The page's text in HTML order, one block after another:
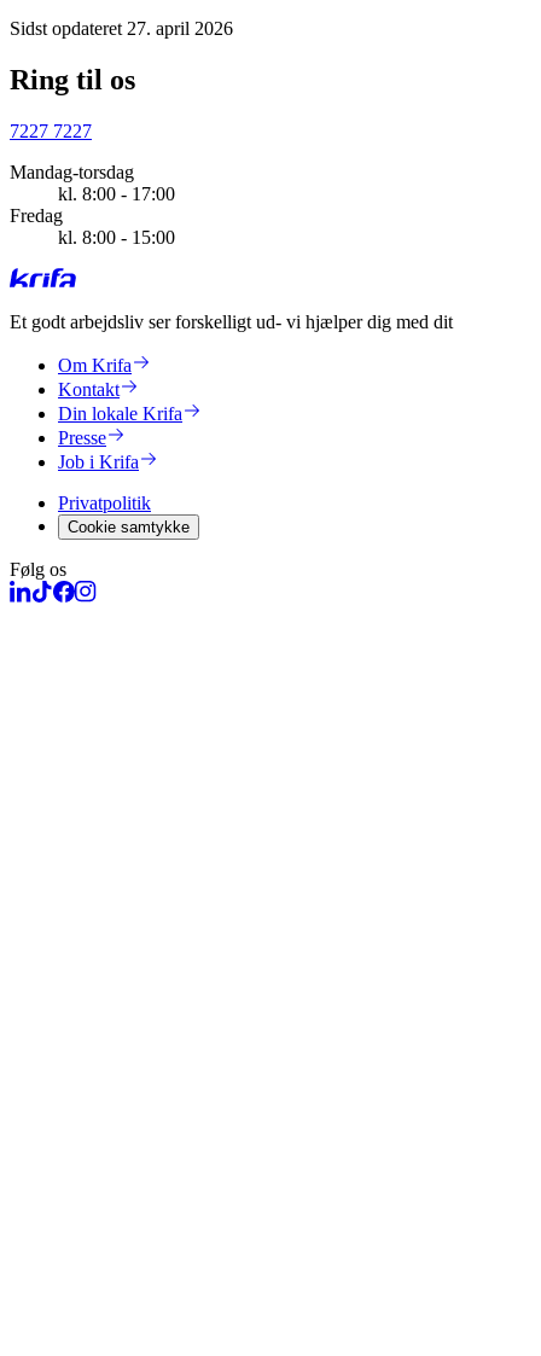
Sidst opdateret 27. april 2026
Ring til os
7227 7227
Mandag-torsdag
kl. 8:00 - 17:00
Fredag
kl. 8:00 - 15:00
Et godt arbejdsliv ser forskelligt ud- vi hjælper dig med dit
Om Krifa
Kontakt
Din lokale Krifa
Presse
Job i Krifa
Privatpolitik
Cookie samtykke
Følg os